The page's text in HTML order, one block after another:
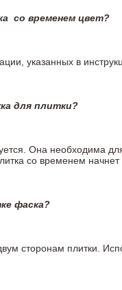
со временем цвет?
указанных в
для плитки?
Она необходима
со временем
фаска?
сторонам плитки.